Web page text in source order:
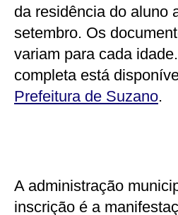
da residência do aluno
setembro. Os
variam para cada
completa está
Prefeitura de Suzano.
A administração
inscrição é a